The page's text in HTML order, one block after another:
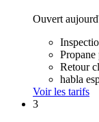
Ouvert
Propane
Retour
habla
Voir les tarifs
3